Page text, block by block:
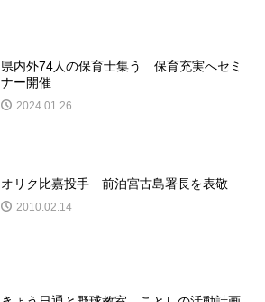
県内外74人の保育士集う 保育充実へセミ
ナー開催
2024.01.26
オリク比嘉投手 前泊宮古島署長を表敬
2010.02.14